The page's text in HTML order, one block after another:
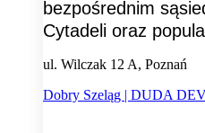
bezpośrednim
Cytadeli oraz
ul. Wilczak 12 A, Poznań
Dobry Szeląg | DUDA